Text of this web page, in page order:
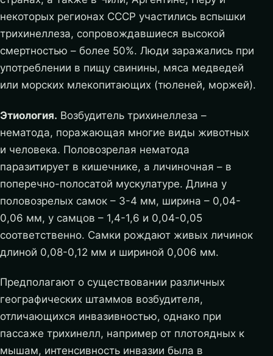
некоторых регионах СССР участились вспышки
трихинеллеза, сопровождавшиеся высокой
смертностью – более 50%. Люди заражались при
употреблении в пищу свинины, мяса медведей
или морских млекопитающих (тюленей, моржей).
Этиология. Возбудитель трихинеллеза –
нематода, поражающая многие виды животных
и человека. Половозрелая нематода
паразитирует в кишечнике, а личиночная – в
поперечно-полосатой мускулатуре. Длина у
половозрелых самок – 3-4 мм, ширина – 0,04-
0,06 мм, у самцов – 1,4-1,6 и 0,04-0,05
соответственно. Самки рождают живых личинок
длиной 0,08-0,12 мм и шириной 0,006 мм.
Предполагают о существовании различных
географических штаммов возбудителя,
отличающихся инвазивностью, однако при
пассаже трихинелл, например от плотоядных к
мышам, интенсивность инвазии была в